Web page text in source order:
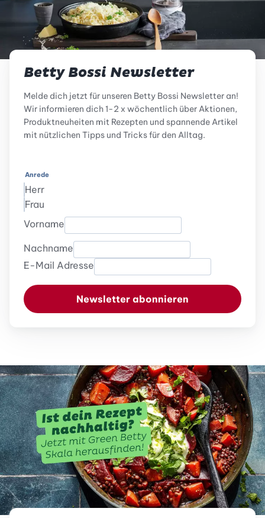
Betty Bossi Newsletter
Melde dich jetzt für unseren Betty Bossi Newsletter an!
Wir informieren dich 1-2 x wöchentlich über Aktionen,
Produktneuheiten mit Rezepten und spannende Artikel
mit nützlichen Tipps und Tricks für den Alltag.
Anrede
Herr
Frau
Vorname
Nachname
E-Mail Adresse
Newsletter abonnieren